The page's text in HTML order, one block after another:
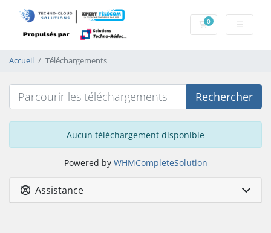
0Panier
Accueil Téléchargements
Rechercher
Aucun téléchargement disponible
Powered by WHMCompleteSolution
Assistance